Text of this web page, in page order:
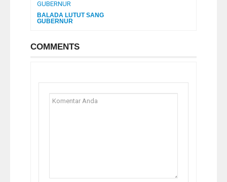
BALADA LUTUT SANG
GUBERNUR
COMMENTS